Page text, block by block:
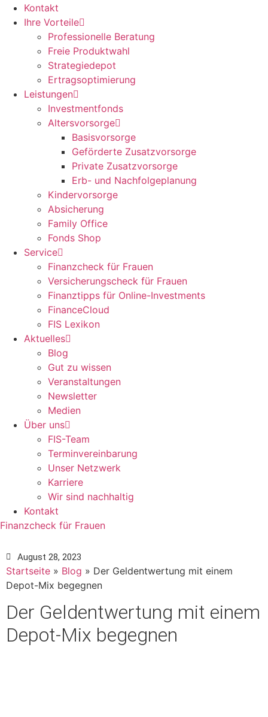
Kontakt
Ihre Vorteile
Professionelle Beratung
Freie Produktwahl
Strategiedepot
Ertrags­optimierung
Leistungen
Investmentfonds
Altersvorsorge
Basisvorsorge
Geförderte Zusatzvorsorge
Private Zusatzvorsorge
Erb- und Nachfolgeplanung
Kindervorsorge
Absicherung
Family Office
Fonds Shop
Service
Finanzcheck für Frauen
Versicherungscheck für Frauen
Finanztipps für Online-Investments
FinanceCloud
FIS Lexikon
Aktuelles
Blog
Gut zu wissen
Veranstaltungen
Newsletter
Medien
Über uns
FIS-Team
Termin­verein­barung
Unser Netzwerk
Karriere
Wir sind nachhaltig
Kontakt
Finanzcheck für Frauen
August 28, 2023
Startseite » Blog » Der Geldentwertung mit einem
Depot-Mix begegnen
Der Geldentwertung mit einem
Depot-Mix begegnen